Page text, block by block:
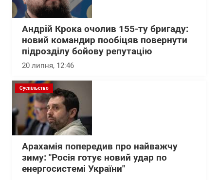
Андрій Крока очолив 155-ту бригаду:
новий командир пообіцяв повернути
підрозділу бойову репутацію
20 липня, 12:46
Суспільство
Арахамія попередив про найважчу
зиму: "Росія готує новий удар по
енергосистемі України"